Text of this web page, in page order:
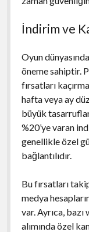
İndirim ve
Oyun
öneme sahiptir.
fırsatları
hafta veya ay
büyük
%20’ye varan
genellikle özel
bağlantılıdır.
Bu fırsatları
medya
var. Ayrıca,
alımında özel